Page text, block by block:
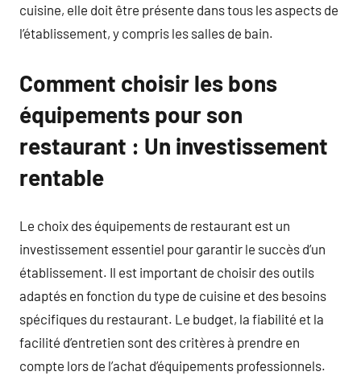
cuisine, elle doit être présente dans tous les aspects de
l’établissement, y compris les salles de bain.
Comment choisir les bons
équipements pour son
restaurant : Un investissement
rentable
Le choix des équipements de restaurant est un
investissement essentiel pour garantir le succès d’un
établissement. Il est important de choisir des outils
adaptés en fonction du type de cuisine et des besoins
spécifiques du restaurant. Le budget, la fiabilité et la
facilité d’entretien sont des critères à prendre en
compte lors de l’achat d’équipements professionnels.